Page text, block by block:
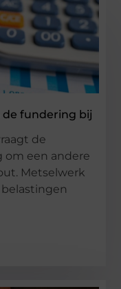
fundering bij
de
om een andere
Metselwerk